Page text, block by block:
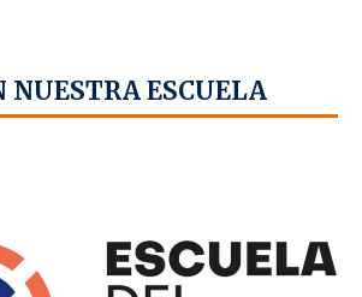
NUESTRA ESCUELA